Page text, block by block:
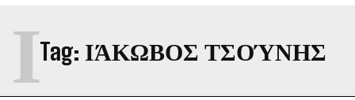
Tag: ΙΆΚΩΒΟΣ ΤΣΟΎΝΗΣ
Ι